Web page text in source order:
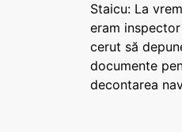
Staicu: La
eram
cerut să
documente
decontarea